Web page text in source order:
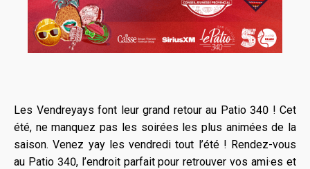
Les Vendreyays font leur grand retour au Patio 340 ! Cet
été, ne manquez pas les soirées les plus animées de la
saison. Venez yay les vendredi tout l’été ! Rendez-vous
au Patio 340, l’endroit parfait pour retrouver vos ami·es et